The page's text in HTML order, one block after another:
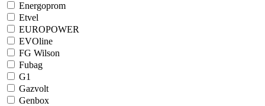
Energoprom
Etvel
EUROPOWER
EVOline
FG Wilson
Fubag
G1
Gazvolt
Genbox